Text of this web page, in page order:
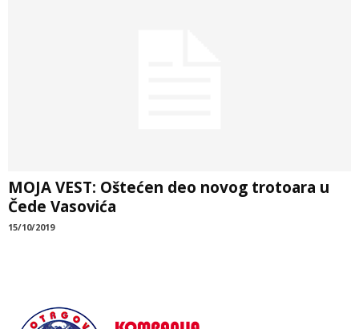
MOJA VEST: Oštećen deo novog trotoara u
Čede Vasovića
15/10/2019